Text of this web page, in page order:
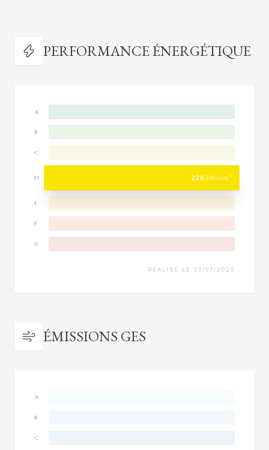
PERFORMANCE ÉNERGÉTIQUE
A
B
C
D 226 kWh/m²
E
F
G
RÉALISÉ LE 03/07/2025
ÉMISSIONS GES
A
B
C